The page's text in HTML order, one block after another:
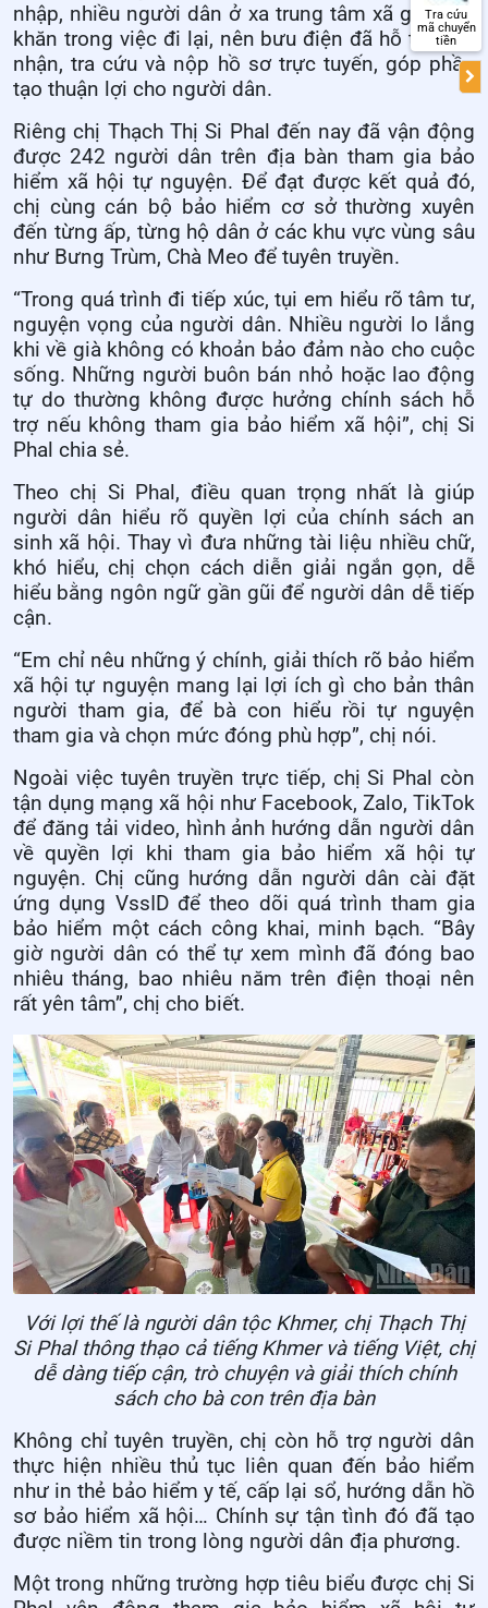
nhập, nhiều người dân ở xa trung tâm xã gặp khó
khăn trong việc đi lại, nên bưu điện đã hỗ trợ tiếp
nhận, tra cứu và nộp hồ sơ trực tuyến, góp phần
tạo thuận lợi cho người dân.
Riêng chị Thạch Thị Si Phal đến nay đã vận động
được 242 người dân trên địa bàn tham gia bảo
hiểm xã hội tự nguyện. Để đạt được kết quả đó,
chị cùng cán bộ bảo hiểm cơ sở thường xuyên
đến từng ấp, từng hộ dân ở các khu vực vùng sâu
như Bưng Trùm, Chà Meo để tuyên truyền.
“Trong quá trình đi tiếp xúc, tụi em hiểu rõ tâm tư,
nguyện vọng của người dân. Nhiều người lo lắng
khi về già không có khoản bảo đảm nào cho cuộc
sống. Những người buôn bán nhỏ hoặc lao động
tự do thường không được hưởng chính sách hỗ
trợ nếu không tham gia bảo hiểm xã hội”, chị Si
Phal chia sẻ.
Theo chị Si Phal, điều quan trọng nhất là giúp
người dân hiểu rõ quyền lợi của chính sách an
sinh xã hội. Thay vì đưa những tài liệu nhiều chữ,
khó hiểu, chị chọn cách diễn giải ngắn gọn, dễ
hiểu bằng ngôn ngữ gần gũi để người dân dễ tiếp
cận.
“Em chỉ nêu những ý chính, giải thích rõ bảo hiểm
xã hội tự nguyện mang lại lợi ích gì cho bản thân
người tham gia, để bà con hiểu rồi tự nguyện
tham gia và chọn mức đóng phù hợp”, chị nói.
Ngoài việc tuyên truyền trực tiếp, chị Si Phal còn
tận dụng mạng xã hội như Facebook, Zalo, TikTok
để đăng tải video, hình ảnh hướng dẫn người dân
về quyền lợi khi tham gia bảo hiểm xã hội tự
nguyện. Chị cũng hướng dẫn người dân cài đặt
ứng dụng VssID để theo dõi quá trình tham gia
bảo hiểm một cách công khai, minh bạch. “Bây
giờ người dân có thể tự xem mình đã đóng bao
nhiêu tháng, bao nhiêu năm trên điện thoại nên
rất yên tâm”, chị cho biết.
Với lợi thế là người dân tộc Khmer, chị Thạch Thị
Si Phal thông thạo cả tiếng Khmer và tiếng Việt, chị
dễ dàng tiếp cận, trò chuyện và giải thích chính
sách cho bà con trên địa bàn
Không chỉ tuyên truyền, chị còn hỗ trợ người dân
thực hiện nhiều thủ tục liên quan đến bảo hiểm
như in thẻ bảo hiểm y tế, cấp lại sổ, hướng dẫn hồ
sơ bảo hiểm xã hội… Chính sự tận tình đó đã tạo
được niềm tin trong lòng người dân địa phương.
Một trong những trường hợp tiêu biểu được chị Si
Tra cứu
mã chuyển
tiền